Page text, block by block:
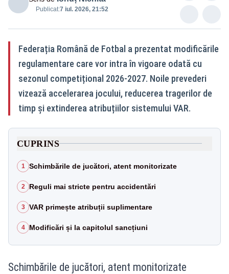
Publicat:7 iul. 2026, 21:52
Federația Română de Fotbal a prezentat modificările
regulamentare care vor intra în vigoare odată cu
sezonul competițional 2026-2027. Noile prevederi
vizează accelerarea jocului, reducerea tragerilor de
timp și extinderea atribuțiilor sistemului VAR.
CUPRINS
1 Schimbările de jucători, atent monitorizate
2 Reguli mai stricte pentru accidentări
3 VAR primește atribuții suplimentare
4 Modificări și la capitolul sancțiuni
Schimbările de jucători, atent monitorizate